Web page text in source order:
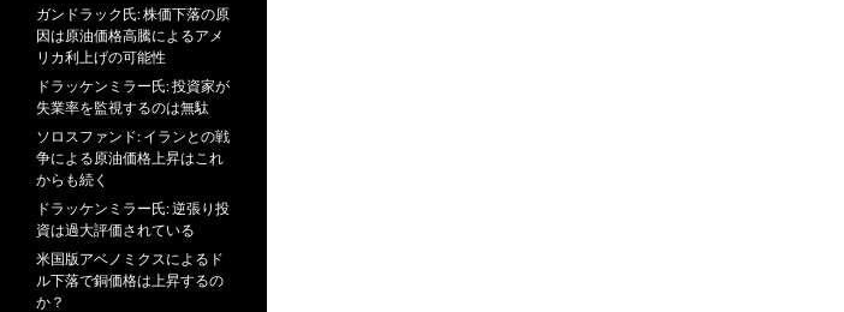
ガンドラック氏: 株価下落の原
因は原油価格高騰によるアメ
リカ利上げの可能性
ドラッケンミラー氏: 投資家が
失業率を監視するのは無駄
ソロスファンド: イランとの戦
争による原油価格上昇はこれ
からも続く
ドラッケンミラー氏: 逆張り投
資は過大評価されている
米国版アベノミクスによるド
ル下落で銅価格は上昇するの
か？